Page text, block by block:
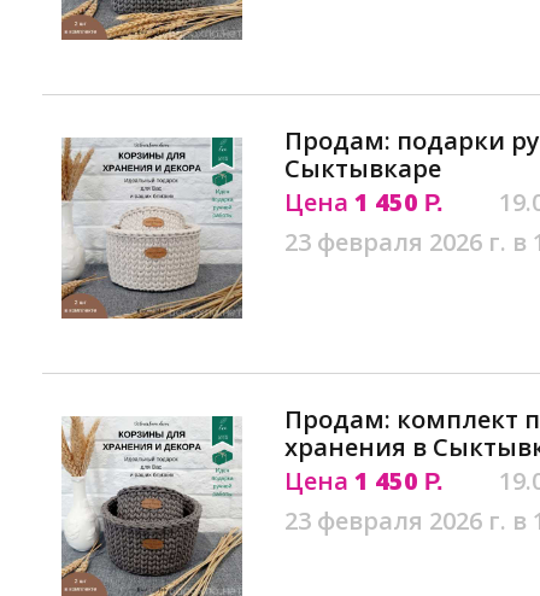
Продам: подарки
Сыктывкаре
Цена 1 450 Р.
23 февраля 2026 г. в
Продам: комплект
хранения в
Цена 1 450 Р.
23 февраля 2026 г. в